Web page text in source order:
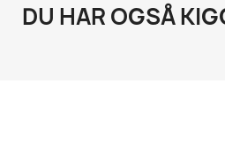
DU HAR OGSÅ